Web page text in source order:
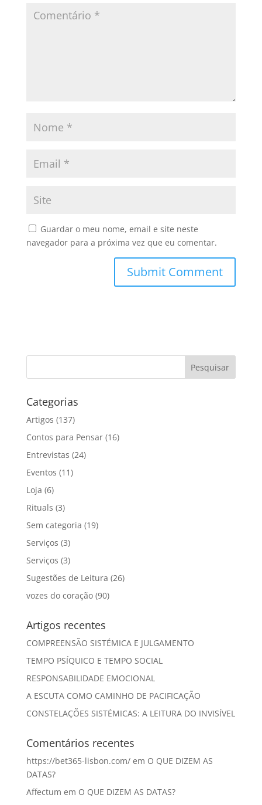
Guardar o meu nome, email e site neste
navegador para a próxima vez que eu comentar.
Categorias
Artigos (137)
Contos para Pensar(16)
Entrevistas (24)
Eventos (11)
Loja (6)
Rituals (3)
Sem categoria (19)
Serviços (3)
Serviços (3)
Sugestões de Leitura (26)
vozes do coração(90)
Artigos recentes
COMPREENSÃO SISTÉMICA E JULGAMENTO
TEMPO PSÍQUICO E TEMPO SOCIAL
RESPONSABILIDADE EMOCIONAL
A ESCUTA COMO CAMINHO DE PACIFICAÇÃO
CONSTELAÇÕES SISTÉMICAS: A LEITURA DO INVISÍVEL
Comentários recentes
https://bet365-lisbon.com/em O QUE DIZEM AS
DATAS?
Affectum em O QUE DIZEM AS DATAS?